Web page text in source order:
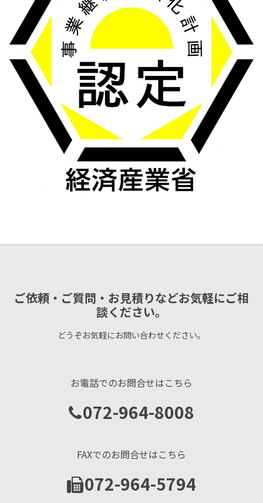
ご依頼・ご質問・お見積りなどお気軽にご相
談ください。
どうぞお気軽にお問い合わせください。
お電話でのお問合せはこちら
072-964-8008
FAXでのお問合せはこちら
072-964-5794